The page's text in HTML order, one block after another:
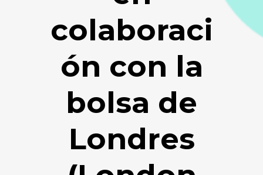
colaboraci
ón con la
bolsa de
Londres